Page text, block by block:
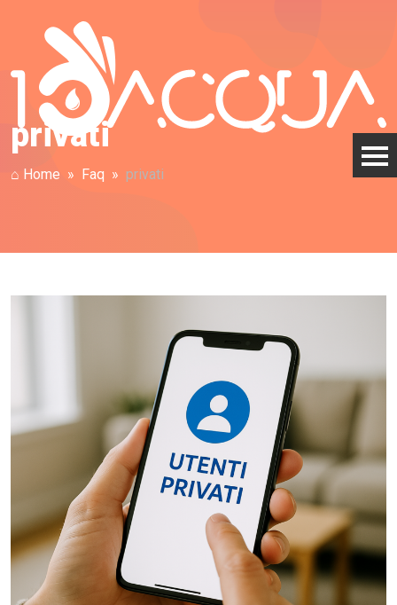
privati
⌂ Home Faq privati